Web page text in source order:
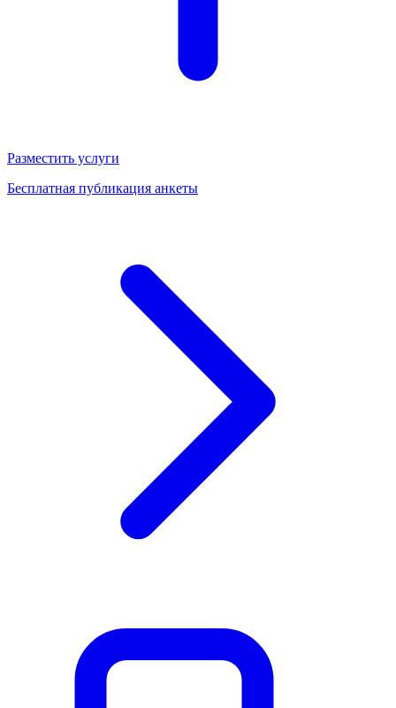
Разместить услуги
Бесплатная публикация анкеты